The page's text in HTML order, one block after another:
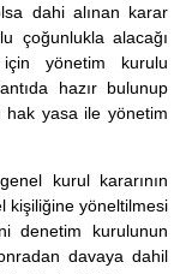
dahi alınan karar
çoğunlukla alacağı
yönetim kurulu
hazır bulunup
hak yasa ile yönetim
kurul kararının
kişiliğine yöneltilmesi
denetim kurulunun
davaya dahil